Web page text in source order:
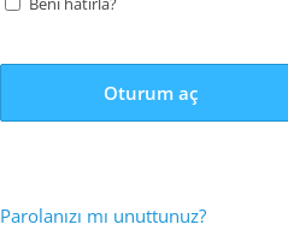
Oturum aç
Parolanızı mı unuttunuz?